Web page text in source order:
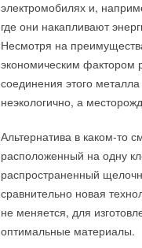
электромобилях и,
где они накапливают
Несмотря на
экономическим фактором
соединения этого
неэкологично, а
Альтернатива в каком-то
расположенный на одну
распространенный
сравнительно новая
не меняется, для
оптимальные материалы.
Навесы,
панелями
Навесы состоят из
поддерживаемых
спускается от центра
общественных
Рис. 1. Огневые
Состав кровельной